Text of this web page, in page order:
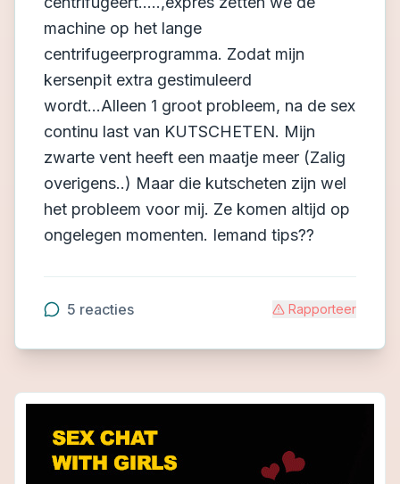
machine op het lange
centrifugeerprogramma. Zodat mijn
kersenpit extra gestimuleerd
wordt...Alleen 1 groot probleem, na de sex
continu last van KUTSCHETEN. Mijn
zwarte vent heeft een maatje meer (Zalig
overigens..) Maar die kutscheten zijn wel
het probleem voor mij. Ze komen altijd op
ongelegen momenten. Iemand tips??
5 reacties Rapporteer